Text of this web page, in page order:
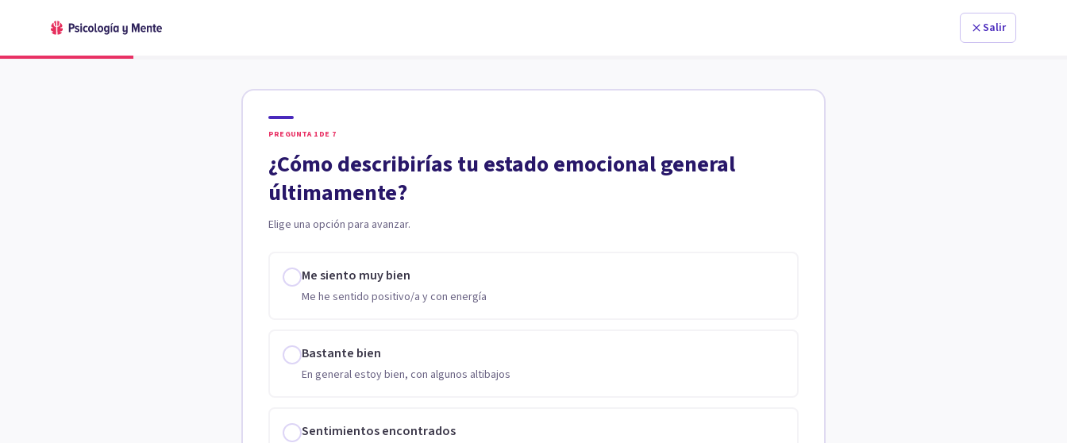
Salir
PREGUNTA 1 DE 7
¿Cómo describirías tu estado emocional general
últimamente?
Elige una opción para avanzar.
Me siento muy bien
Me he sentido positivo/a y con energía
Bastante bien
En general estoy bien, con algunos altibajos
Sentimientos encontrados